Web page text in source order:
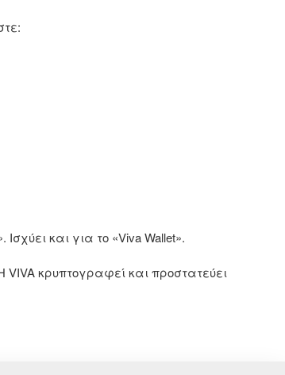
και για το «Viva Wallet».
VIVA κρυπτογραφεί και προστατεύει